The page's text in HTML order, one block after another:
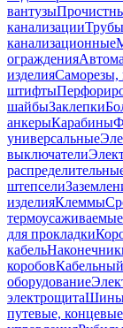
вантузы
канализации
канализационные
ограждения
изделия
штифты
шайбыЗаклепки
анкерыКарабины
универсальные
выключатели
штепсели
изделияКлеммы
термоусаживаемые
для прокладки
кабель
коробов
оборудование
электрощитаШины
путевые, концевые